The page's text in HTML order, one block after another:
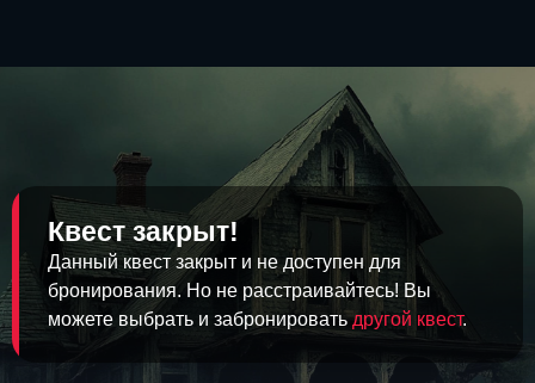
Квест закрыт!
Данный квест закрыт и не доступен для
бронирования. Но не расстраивайтесь! Вы
можете выбрать и забронироватьдругой квест.